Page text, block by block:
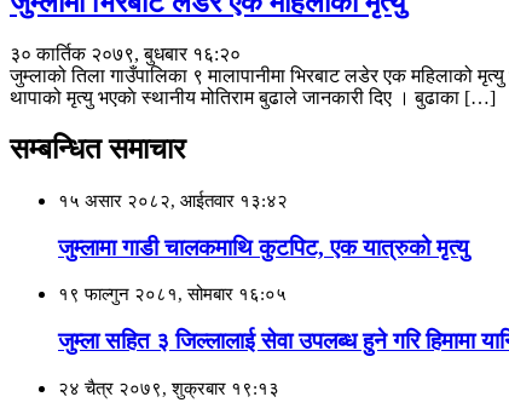
३० कार्तिक २०७९, बुधबार १६:२०
जुम्लाको तिला गाउँपालिका ९ मालापानीमा भिरबाट लडेर एक महिलाको
थापाको मृत्यु भएकाे स्थानीय मोतिराम बुढाले जानकारी दिए । बुढाका […]
सम्बन्धित समाचार
१५ असार २०८२, आईतवार १३:४२
जुम्लामा गाडी चालकमाथि कुटपिट, एक यात्रुको मृत्यु
१९ फाल्गुन २०८१, सोमबार १६:०५
जुम्ला सहित ३ जिल्लालाई सेवा उपलब्ध हुने गरि हिमामा
२४ चैत्र २०७९, शुक्रबार १९:१३